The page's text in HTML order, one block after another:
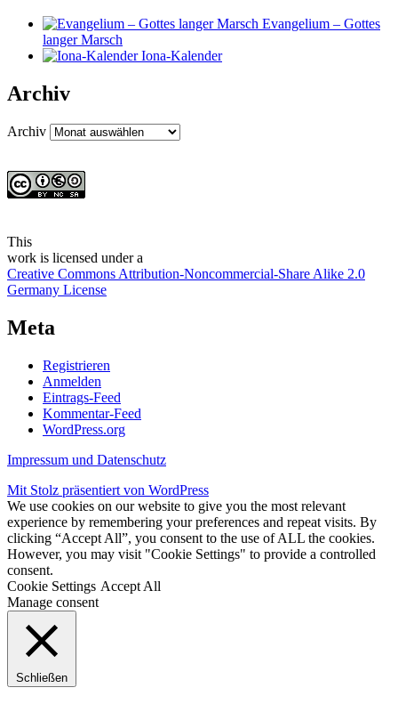
Evangelium – Gottes
langer Marsch
Iona-Kalender
Archiv
Archiv
This
work is licensed under a
Creative Commons Attribution-Noncommercial-Share Alike 2.0
Germany License
Meta
Registrieren
Anmelden
Eintrags-Feed
Kommentar-Feed
WordPress.org
Impressum und Datenschutz
Mit Stolz präsentiert von WordPress
We use cookies on our website to give you the most relevant
experience by remembering your preferences and repeat visits. By
clicking “Accept All”, you consent to the use of ALL the cookies.
However, you may visit "Cookie Settings" to provide a controlled
consent.
Cookie Settings Accept All
Manage consent
Schließen